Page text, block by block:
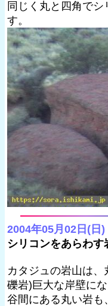
同じく丸と四角で
す。
2004年05月02日(日)
シリコンをあらわす
カタジュの岩山は
礫岩)巨大な岸壁にな
谷間にある丸い岩も